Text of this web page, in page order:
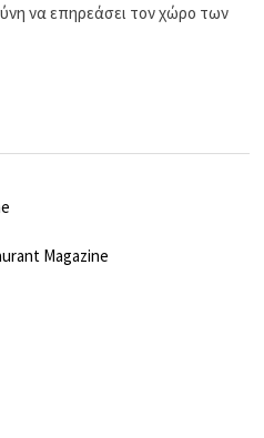
να επηρεάσει τον χώρο των
Magazine